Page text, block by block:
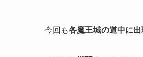
今回も各魔王城の道中に